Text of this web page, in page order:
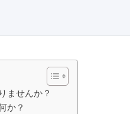
ませんか？
か？